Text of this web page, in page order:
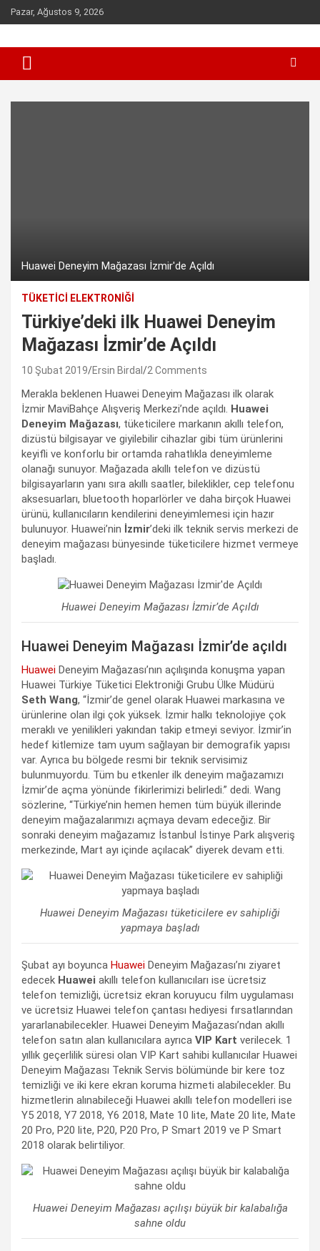
Skip
to
Pazar, Ağustos 9, 2026
incelet.com
Huawei Deneyim Mağazası İzmir'de Açıldı
TÜKETICI ELEKTRONIĞI
Türkiye’deki ilk Huawei Deneyim
Mağazası İzmir’de Açıldı
10 Şubat 2019 Ersin Birdal 2 Comments
Merakla beklenen Huawei Deneyim Mağazası ilk olarak
İzmir MaviBahçe Alışveriş Merkezi’nde açıldı. Huawei
Deneyim Mağazası, tüketicilere markanın akıllı telefon,
dizüstü bilgisayar ve giyilebilir cihazlar gibi tüm ürünlerini
keyifli ve konforlu bir ortamda rahatlıkla deneyimleme
olanağı sunuyor. Mağazada akıllı telefon ve dizüstü
bilgisayarların yanı sıra akıllı saatler, bileklikler, cep telefonu
aksesuarları, bluetooth hoparlörler ve daha birçok Huawei
ürünü, kullanıcıların kendilerini deneyimlemesi için hazır
bulunuyor. Huawei’nin İzmir’deki ilk teknik servis merkezi de
deneyim mağazası bünyesinde tüketicilere hizmet vermeye
başladı.
Huawei Deneyim Mağazası İzmir’de Açıldı
Huawei Deneyim Mağazası İzmir’de açıldı
Huawei Deneyim Mağazası’nın açılışında konuşma yapan
Huawei Türkiye Tüketici Elektroniği Grubu Ülke Müdürü
Seth Wang, “İzmir’de genel olarak Huawei markasına ve
ürünlerine olan ilgi çok yüksek. İzmir halkı teknolojiye çok
meraklı ve yenilikleri yakından takip etmeyi seviyor. İzmir’in
hedef kitlemize tam uyum sağlayan bir demografik yapısı
var. Ayrıca bu bölgede resmi bir teknik servisimiz
bulunmuyordu. Tüm bu etkenler ilk deneyim mağazamızı
İzmir’de açma yönünde fikirlerimizi belirledi.” dedi. Wang
sözlerine, “Türkiye’nin hemen hemen tüm büyük illerinde
deneyim mağazalarımızı açmaya devam edeceğiz. Bir
sonraki deneyim mağazamız İstanbul İstinye Park alışveriş
merkezinde, Mart ayı içinde açılacak” diyerek devam etti.
Huawei Deneyim Mağazası tüketicilere ev sahipliği
yapmaya başladı
Şubat ayı boyunca Huawei Deneyim Mağazası’nı ziyaret
edecek Huawei akıllı telefon kullanıcıları ise ücretsiz
telefon temizliği, ücretsiz ekran koruyucu film uygulaması
ve ücretsiz Huawei telefon çantası hediyesi fırsatlarından
yararlanabilecekler. Huawei Deneyim Mağazası’ndan akıllı
telefon satın alan kullanıcılara ayrıca VIP Kart verilecek. 1
yıllık geçerlilik süresi olan VIP Kart sahibi kullanıcılar Huawei
Deneyim Mağazası Teknik Servis bölümünde bir kere toz
temizliği ve iki kere ekran koruma hizmeti alabilecekler. Bu
hizmetlerin alınabileceği Huawei akıllı telefon modelleri ise
Y5 2018, Y7 2018, Y6 2018, Mate 10 lite, Mate 20 lite, Mate
20 Pro, P20 lite, P20, P20 Pro, P Smart 2019 ve P Smart
2018 olarak belirtiliyor.
Huawei Deneyim Mağazası açılışı büyük bir kalabalığa
sahne oldu